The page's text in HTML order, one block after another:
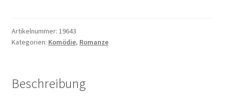
Artikelnummer: 19643
Kategorien: Komödie, Romanze
Beschreibung